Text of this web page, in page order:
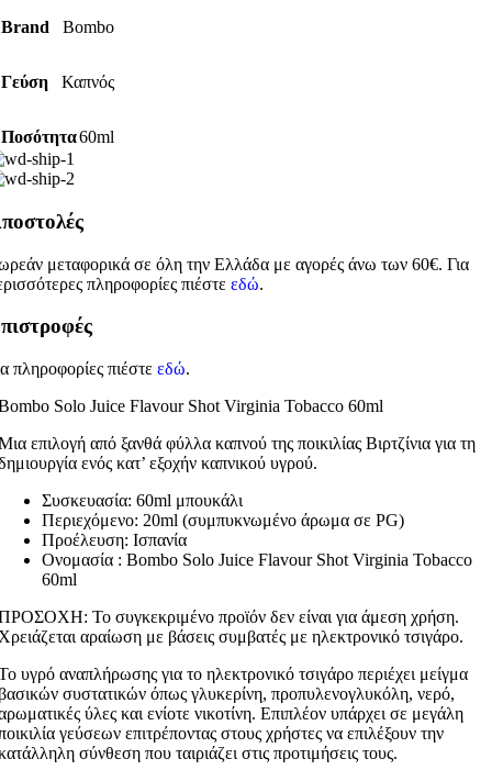
Brand Bombo
Γεύση Καπνός
Ποσότητα60ml
μεταφορικά σε όλη την Ελλάδα με αγορές άνω των 60€. Για
πληροφορίες πιέστε εδώ.
πληροφορίες πιέστε εδώ.
Solo Juice Flavour Shot Virginia Tobacco 60ml
επιλογή από ξανθά φύλλα καπνού της ποικιλίας Βιρτζίνια για τη
ενός κατ’ εξοχήν καπνικού υγρού.
Συσκευασία: 60ml μπουκάλι
Περιεχόμενο: 20ml (συμπυκνωμένο άρωμα σε PG)
Προέλευση: Ισπανία
Ονομασία : Bombo Solo Juice Flavour Shot Virginia Tobacco
60ml
Το συγκεκριμένο προϊόν δεν είναι για άμεση χρήση.
αραίωση με βάσεις συμβατές με ηλεκτρονικό τσιγάρο.
υγρό αναπλήρωσης για το ηλεκτρονικό τσιγάρο περιέχει μείγμα
συστατικών όπως γλυκερίνη, προπυλενογλυκόλη, νερό,
ύλες και ενίοτε νικοτίνη. Επιπλέον υπάρχει σε μεγάλη
γεύσεων επιτρέποντας στους χρήστες να επιλέξουν την
σύνθεση που ταιριάζει στις προτιμήσεις τους.